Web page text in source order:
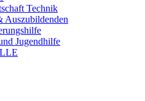
Technik
Auszubildenden
Jugendhilfe